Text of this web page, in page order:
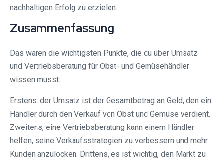
nachhaltigen Erfolg zu erzielen.
Zusammenfassung
Das waren die wichtigsten Punkte, die du über Umsatz
und Vertriebsberatung für Obst- und Gemüsehändler
wissen musst:
Erstens, der Umsatz ist der Gesamtbetrag an Geld, den ein
Händler durch den Verkauf von Obst und Gemüse verdient.
Zweitens, eine Vertriebsberatung kann einem Händler
helfen, seine Verkaufsstrategien zu verbessern und mehr
Kunden anzulocken. Drittens, es ist wichtig, den Markt zu